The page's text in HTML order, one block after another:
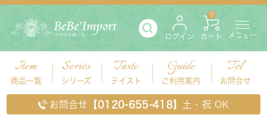
ログイン カート
0
メニュー
Item
商品一覧
Series
シリーズ
Taste
テイスト
Guide
ご利用案内
Tel
お問合せ
お問合せ 【0120-655-418】 土・祝 OK